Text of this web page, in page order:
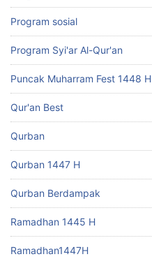
Program sosial
Program Syi'ar Al-Qur'an
Puncak Muharram Fest 1448 H
Qur'an Best
Qurban
Qurban 1447 H
Qurban Berdampak
Ramadhan 1445 H
Ramadhan1447H